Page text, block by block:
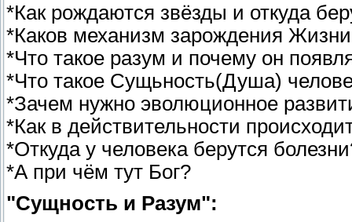
*Как рождаются звёзды и откуда
*Каков механизм зарождения
*Что такое разум и почему он
*Что такое Сущьность(Душа)
*Зачем нужно эволюционное
*Как в действительности
*Откуда у человека берутся
*А при чём тут Бог?
"Сущность и Разум":